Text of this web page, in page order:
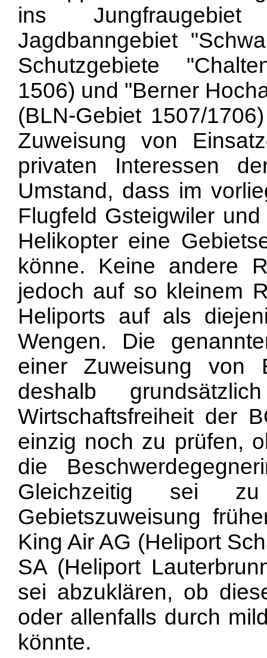
ins
Jagdbanngebiet
Schutzgebiete
1506) und "Berner
(BLN-Gebiet 1507/
Zuweisung von
privaten Interessen
Umstand, dass im
Flugfeld Gsteigwiler
Helikopter eine
könne. Keine andere
jedoch auf so kleinem
Heliports auf als
Wengen. Die
einer Zuweisung von
deshalb
Wirtschaftsfreiheit der
einzig noch zu prüfen,
die
Gleichzeitig sei
Gebietszuweisung
King Air AG (Heliport
SA (Heliport
sei abzuklären, ob
oder allenfalls durch
könnte.